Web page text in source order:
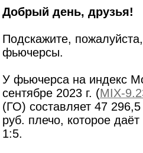
Добрый день, друзья!
Подскажите,
фьючерсы.
У фьючерса на индекс
сентябре 2023 г. (MIX-
(ГО) составляет 47
руб. плечо, которое
1:5.